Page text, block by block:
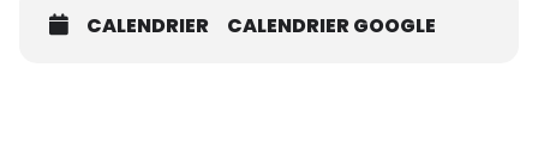
CALENDRIER CALENDRIER GOOGLE